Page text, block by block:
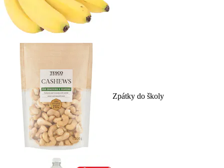
Zpátky do školy